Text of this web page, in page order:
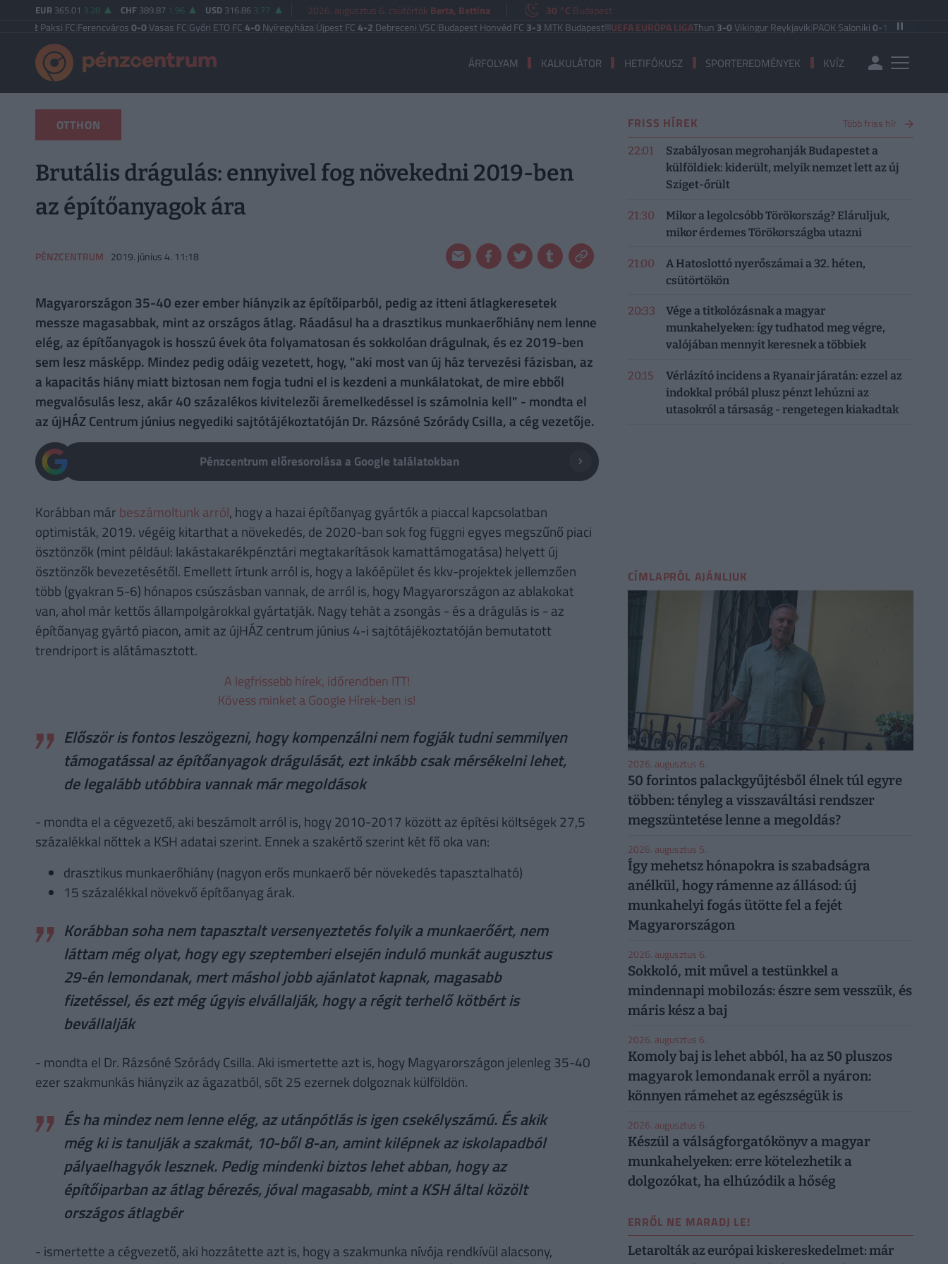
EUR 365.01 3.28 CHF 389.87 1.96 USD 316.86 3.77 2026. augusztus 6. csütörtök Berta, Bettina 30 °C Budapest
Paksi FC|Ferencváros0-0Vasas FC|Győri ETO FC4-0Nyíregyháza|Újpest FC4-2Debreceni VSC|Budapest Honvéd FC3-3 MTK Budapest UEFA EURÓPA LIGAThun3-0Vikingur Reykjavik|PAOK Saloniki0-1Anderlecht
ÁRFOLYAM KALKULÁTOR HETIFÓKUSZ SPORTEREDMÉNYEK KVÍZ
OTTHON
Brutális drágulás: ennyivel fog növekedni 2019-ben
az építőanyagok ára
PÉNZCENTRUM 2019. június 4. 11:18
Magyarországon 35-40 ezer ember hiányzik az építőiparból, pedig az itteni átlagkeresetek
messze magasabbak, mint az országos átlag. Ráadásul ha a drasztikus munkaerőhiány nem lenne
elég, az építőanyagok is hosszú évek óta folyamatosan és sokkolóan drágulnak, és ez 2019-ben
sem lesz másképp. Mindez pedig odáig vezetett, hogy, "aki most van új ház tervezési fázisban, az
a kapacitás hiány miatt biztosan nem fogja tudni el is kezdeni a munkálatokat, de mire ebből
megvalósulás lesz, akár 40 százalékos kivitelezői áremelkedéssel is számolnia kell" - mondta el
az újHÁZ Centrum június negyediki sajtótájékoztatóján Dr. Rázsóné Szórády Csilla, a cég vezetője.
Pénzcentrum előresorolása a Google találatokban
Korábban már beszámoltunk arról, hogy a hazai építőanyag gyártók a piaccal kapcsolatban
optimisták, 2019. végéig kitarthat a növekedés, de 2020-ban sok fog függni egyes megszűnő piaci
ösztönzők (mint például: lakástakarékpénztári megtakarítások kamattámogatása) helyett új
ösztönzők bevezetésétől. Emellett írtunk arról is, hogy a lakóépület és kkv-projektek jellemzően
több (gyakran 5-6) hónapos csúszásban vannak, de arról is, hogy Magyarországon az ablakokat
van, ahol már kettős állampolgárokkal gyártatják. Nagy tehát a zsongás - és a drágulás is - az
építőanyag gyártó piacon, amit az újHÁZ centrum június 4-i sajtótájékoztatóján bemutatott
trendriport is alátámasztott.
A legfrissebb hírek, időrendben ITT!
Kövess minket a Google Hírek-ben is!
Először is fontos leszögezni, hogy kompenzálni nem fogják tudni semmilyen
támogatással az építőanyagok drágulását, ezt inkább csak mérsékelni lehet,
de legalább utóbbira vannak már megoldások
- mondta el a cégvezető, aki beszámolt arról is, hogy 2010-2017 között az építési költségek 27,5
százalékkal nőttek a KSH adatai szerint. Ennek a szakértő szerint két fő oka van:
drasztikus munkaerőhiány (nagyon erős munkaerő bér növekedés tapasztalható)
15 százalékkal növekvő építőanyag árak.
Korábban soha nem tapasztalt versenyeztetés folyik a munkaerőért, nem
láttam még olyat, hogy egy szeptemberi elsején induló munkát augusztus
29-én lemondanak, mert máshol jobb ajánlatot kapnak, magasabb
fizetéssel, és ezt még úgyis elvállalják, hogy a régit terhelő kötbért is
bevállalják
- mondta el Dr. Rázsóné Szórády Csilla. Aki ismertette azt is, hogy Magyarországon jelenleg 35-40
ezer szakmunkás hiányzik az ágazatból, sőt 25 ezernek dolgoznak külföldön.
És ha mindez nem lenne elég, az utánpótlás is igen csekélyszámú. És akik
még ki is tanulják a szakmát, 10-ből 8-an, amint kilépnek az iskolapadból
pályaelhagyók lesznek. Pedig mindenki biztos lehet abban, hogy az
építőiparban az átlag bérezés, jóval magasabb, mint a KSH által közölt
országos átlagbér
- ismertette a cégvezető, aki hozzátette azt is, hogy a szakmunka nívója rendkívül alacsony,
FRISS HÍREK Több friss hír
22:01
Szabályosan megrohanják Budapestet a
külföldiek: kiderült, melyik nemzet lett az új
Sziget-őrült
21:30
Mikor a legolcsóbb Törökország? Eláruljuk,
mikor érdemes Törökországba utazni
21:00
A Hatoslottó nyerőszámai a 32. héten,
csütörtökön
20:33
Vége a titkolózásnak a magyar
munkahelyeken: így tudhatod meg végre,
valójában mennyit keresnek a többiek
20:15
Vérlázító incidens a Ryanair járatán: ezzel az
indokkal próbál plusz pénzt lehúzni az
utasokról a társaság - rengetegen kiakadtak
CÍMLAPRÓL AJÁNLJUK
2026. augusztus 6.
50 forintos palackgyűjtésből élnek túl egyre
többen: tényleg a visszaváltási rendszer
megszüntetése lenne a megoldás?
2026. augusztus 5.
Így mehetsz hónapokra is szabadságra
anélkül, hogy rámenne az állásod: új
munkahelyi fogás ütötte fel a fejét
Magyarországon
2026. augusztus 6.
Sokkoló, mit művel a testünkkel a
mindennapi mobilozás: észre sem vesszük, és
máris kész a baj
2026. augusztus 6.
Komoly baj is lehet abból, ha az 50 pluszos
magyarok lemondanak erről a nyáron:
könnyen rámehet az egészségük is
2026. augusztus 6.
Készül a válságforgatókönyv a magyar
munkahelyeken: erre kötelezhetik a
dolgozókat, ha elhúzódik a hőség
ERRŐL NE MARADJ LE!
Letarolták az európai kiskereskedelmet: már